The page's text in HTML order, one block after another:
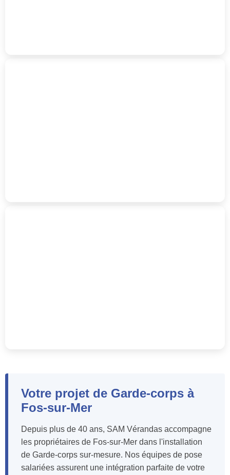
Votre projet de Garde-corps à
Fos-sur-Mer
Depuis plus de 40 ans, SAM Vérandas accompagne
les propriétaires de Fos-sur-Mer dans l'installation
de Garde-corps sur-mesure. Nos équipes de pose
salariées assurent une intégration parfaite de votre